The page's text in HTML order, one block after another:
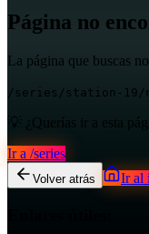
Página no
La página que buscas
/series/station-
💡 ¿Querías ir a esta
Ir a /series
Volver atrás Ir al